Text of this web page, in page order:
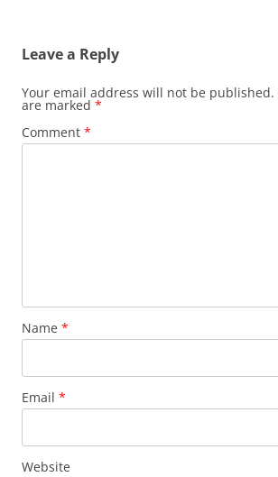
Leave a Reply
Your email address will not be published.
are marked *
Comment *
Name *
Email *
Website